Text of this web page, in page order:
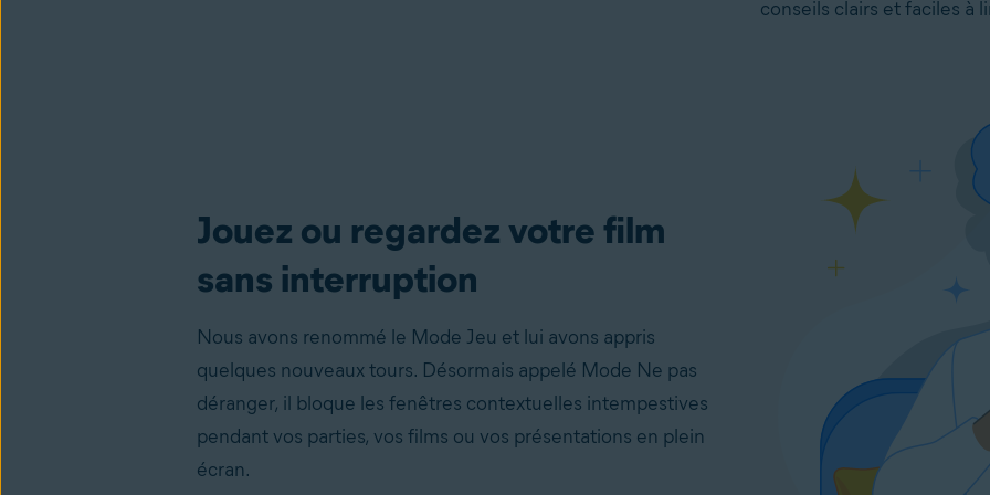
conseils clairs et faciles à
Jouez ou regardez votre film
sans interruption
Nous avons renommé le Mode Jeu et lui avons appris
quelques nouveaux tours. Désormais appelé Mode Ne pas
déranger, il bloque les fenêtres contextuelles intempestives
pendant vos parties, vos films ou vos présentations en plein
écran.